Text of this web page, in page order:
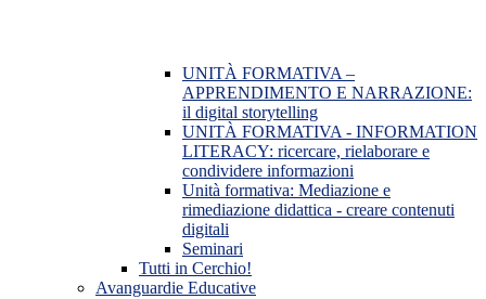
UNITÀ FORMATIVA –
APPRENDIMENTO E NARRAZIONE:
il digital storytelling
UNITÀ FORMATIVA - INFORMATION
LITERACY: ricercare, rielaborare e
condividere informazioni
Unità formativa: Mediazione e
rimediazione didattica - creare contenuti
digitali
Seminari
Tutti in Cerchio!
Avanguardie Educative